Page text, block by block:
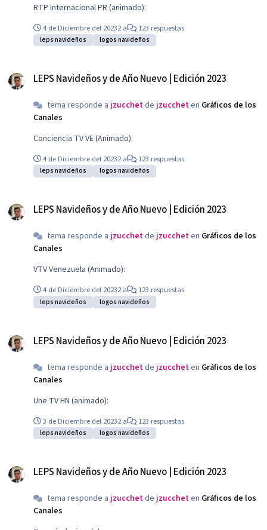
RTP Internacional PR (animado):
4 de Diciembre del 20232 a 123 respuestas
leps navideños logos navideños
LEPS Navideños y de Año Nuevo | Edición 2023
tema responde ajzucchetdejzuccheten Gráficos de los
Canales
Conciencia TV VE (Animado):
4 de Diciembre del 20232 a 123 respuestas
leps navideños logos navideños
LEPS Navideños y de Año Nuevo | Edición 2023
tema responde ajzucchetdejzuccheten Gráficos de los
Canales
VTV Venezuela (Animado):
4 de Diciembre del 20232 a 123 respuestas
leps navideños logos navideños
LEPS Navideños y de Año Nuevo | Edición 2023
tema responde a jzucchetde jzuccheten Gráficos de los
Canales
Une TV HN (animado):
3 de Diciembre del 20232 a 123 respuestas
leps navideños logos navideños
LEPS Navideños y de Año Nuevo | Edición 2023
tema responde ajzucchetdejzuccheten Gráficos de los
Canales